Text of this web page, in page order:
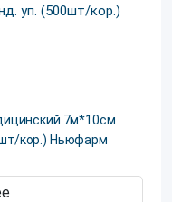
7м*10см
кор.) Ньюфарм